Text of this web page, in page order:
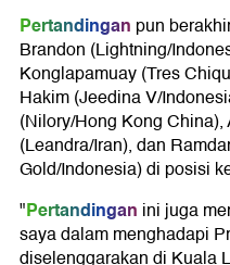
Pertandingan pun
Brandon (Lightning/
Konglapamuay (Tres
Hakim (Jeedina V/
(Nilory/Hong Kong
(Leandra/Iran), dan
Gold/Indonesia) di posisi
"Pertandingan ini juga
saya dalam menghadapi
diselenggarakan di Kuala